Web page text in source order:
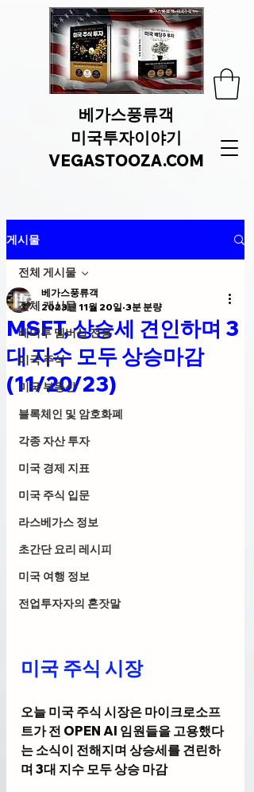
베가스풍류객
미국투자이야기
VEGASTOOZA.COM
게시물
전체 게시물
베미투 멤버십 전용
미국 주식
미국 부동산
블록체인 및 암호화폐
각종 자산 투자
미국 경제 지표
미국 주식 입문
라스베가스 정보
초간단 요리 레시피
미국 여행 정보
전업투자자의 혼잣말
전체 게시물
MSFT, 상승세 견인하며 3
대 지수 모두 상승마감
(11/20/23)
베가스풍류객
2023년 11월 20일 3분 분량
미국 주식 시장
오늘 미국 주식 시장은 마이크로소프
트가 전 OPEN AI 임원들을 고용했다
는 소식이 전해지며 상승세를 견린하
며 3대 지수 모두 상승 마감